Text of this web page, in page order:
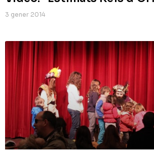
3 gener 2014